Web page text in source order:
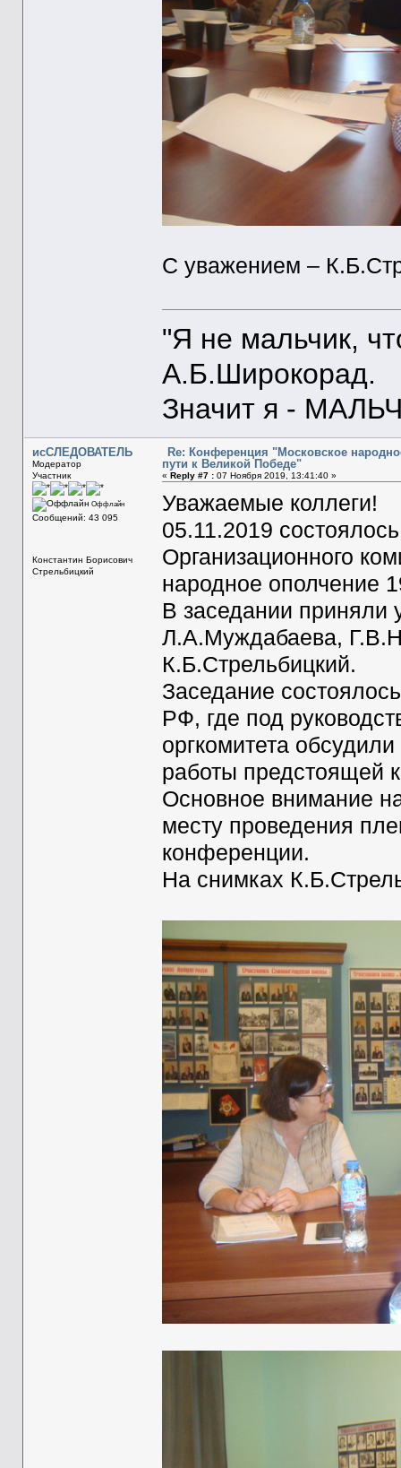
С уважением –
"Я не мальчик,
А.Б.Широкорад.
Значит я -
исСЛЕДОВАТЕЛЬ
Модератор
Участник
Оффлайн
Сообщений: 43 095
Константин Борисович
Стрельбицкий
Re: Конференция "Московское
пути к Великой Победе"
« Reply #7 :07 Ноября 2019, 13:41:40 »
Уважаемые коллеги!
05.11.2019
Организационного
народное ополчение
В заседании
Л.А.Муждабаева,
К.Б.Стрельбицкий.
Заседание
РФ, где под
оргкомитета
работы предстоящей
Основное внимание
месту проведения
конференции.
На снимках